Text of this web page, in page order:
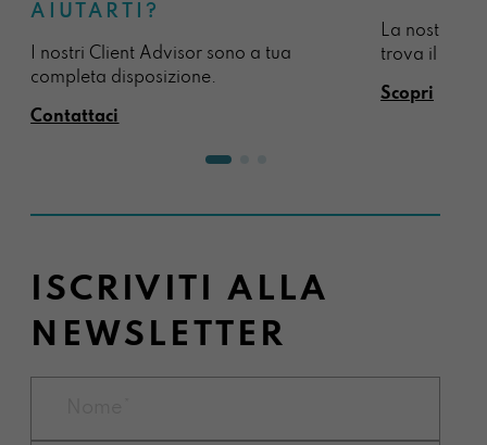
AIUTARTI?
I nostri Client Advisor sono a tua
completa disposizione.
Contattaci
La nostra
trova il
Scopri
ISCRIVITI ALLA
NEWSLETTER